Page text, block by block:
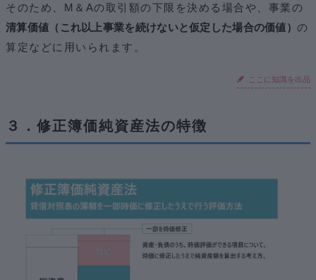
そのため、M＆Aの取引額の下限を決める場合や、事業の
清算価値（これ以上事業を続けないと仮定した場合の価値）の
算定などに用いられます。
ここに知識を出品
３．修正簿価純資産法の特徴